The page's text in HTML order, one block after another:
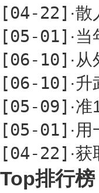
[04-22] ·散
[05-01] ·当
[06-10] ·从
[06-10] ·升
[05-09] ·准
[05-01] ·用
[04-22] ·获
Top排行榜